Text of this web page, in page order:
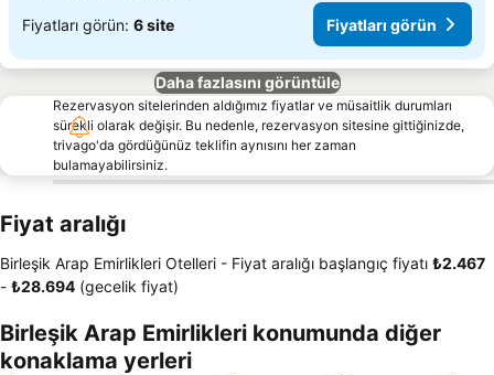
Fiyatları görün: 6 site Fiyatları görün
Daha fazlasını görüntüle
Rezervasyon sitelerinden aldığımız fiyatlar ve müsaitlik durumları
sürekli olarak değişir. Bu nedenle, rezervasyon sitesine gittiğinizde,
trivago'da gördüğünüz teklifin aynısını her zaman
bulamayabilirsiniz.
Fiyat aralığı
Birleşik Arap Emirlikleri Otelleri - Fiyat aralığı başlangıç fiyatı ‎₺2.467
- ‎₺28.694 (gecelik fiyat)
Birleşik Arap Emirlikleri konumunda diğer
konaklama yerleri